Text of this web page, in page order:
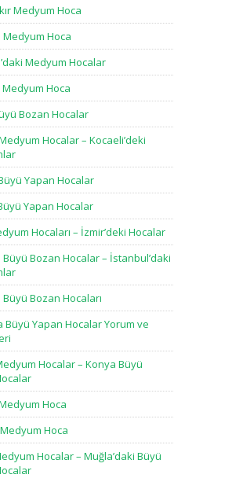
Medyum Hoca
Hoca
Medyum Hocalar
Hoca
Bozan Hocalar
Hocalar – Kocaeli’deki
Yapan Hocalar
Yapan Hocalar
Hocaları – İzmir’deki Hocalar
Bozan Hocalar – İstanbul’daki
Bozan Hocaları
Büyü Yapan Hocalar Yorum ve
Hocalar – Konya Büyü
Hoca
Hoca
Hocalar – Muğla’daki Büyü